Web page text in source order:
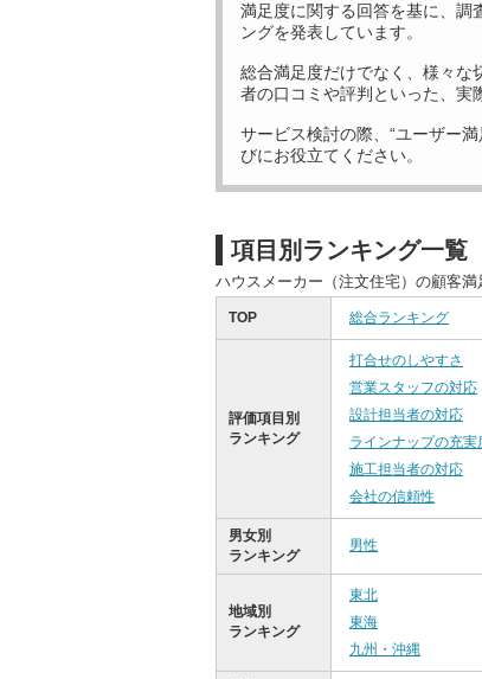
満足度に関する回答を基に、調
ングを発表しています。
総合満足度だけでなく、様々な
者の口コミや評判といった、実
サービス検討の際、“ユーザー
びにお役立てください。
項目別ランキング一覧
ハウスメーカー（注文住宅）の顧客
TOP 総合ランキング
評価項目別
ランキング
打合せのしやすさ
営業スタッフの対応
設計担当者の対応
ラインナップの充実
施工担当者の対応
会社の信頼性
男女別
ランキング
男性
地域別
ランキング
東北
東海
九州・沖縄